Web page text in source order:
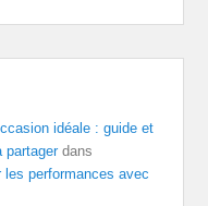
idéale : guide et
partagerdans
performances avec